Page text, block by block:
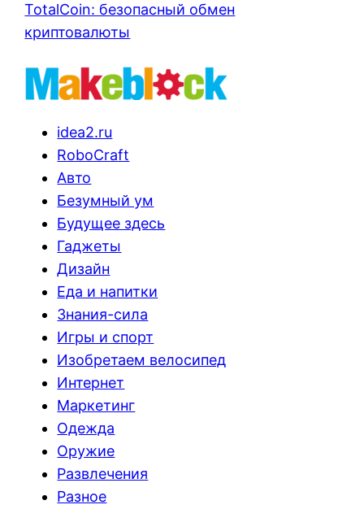
TotalCoin: безопасный обмен
криптовалюты
idea2.ru
RoboCraft
Авто
Безумный ум
Будущее здесь
Гаджеты
Дизайн
Еда и напитки
Знания-сила
Игры и спорт
Изобретаем велосипед
Интернет
Маркетинг
Одежда
Оружие
Развлечения
Разное